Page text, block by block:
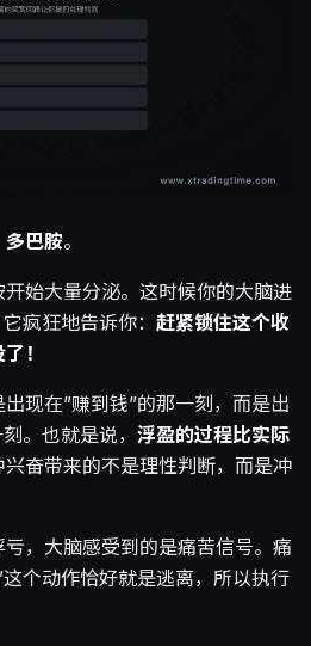
多巴胺。
始大量分泌。这时候你的大脑进
疯狂地告诉你： 赶紧锁住这个收
！
现在”赚到钱”的那一刻，而是出
。也就是说， 浮盈的过程比实际
兴奋带来的不是理性判断，而是冲
，大脑感受到的是痛苦信号。痛
个动作恰好就是逃离，所以执行